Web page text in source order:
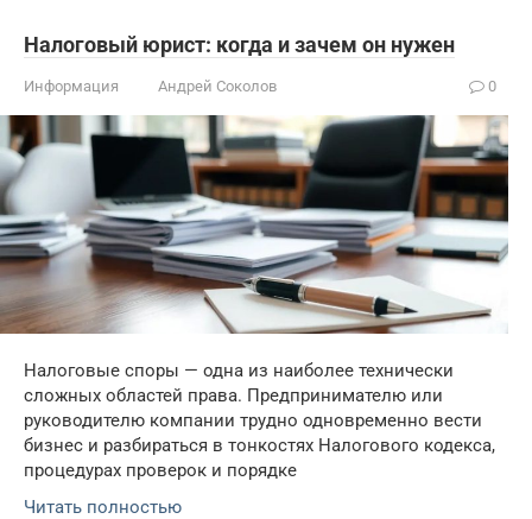
Налоговый юрист: когда и зачем он нужен
Информация Андрей Соколов 0
Налоговые споры — одна из наиболее технически
сложных областей права. Предпринимателю или
руководителю компании трудно одновременно вести
бизнес и разбираться в тонкостях Налогового кодекса,
процедурах проверок и порядке
Читать полностью